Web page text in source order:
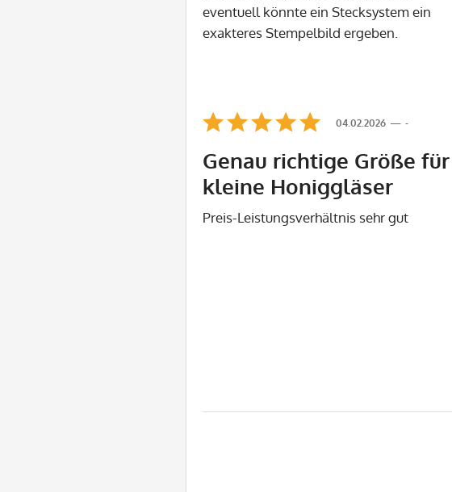
eventuell könnte ein Stecksystem ein
exakteres Stempelbild ergeben.
-
04.02.2026
Genau richtige Größe für
kleine Honiggläser
Preis-Leistungsverhältnis sehr gut